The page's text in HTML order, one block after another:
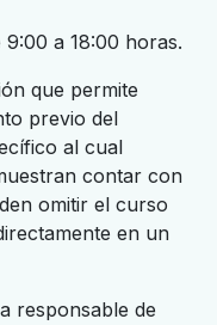
9:00 a 18:00 horas.
que permite
previo del
al cual
contar con
omitir el curso
en un
responsable de